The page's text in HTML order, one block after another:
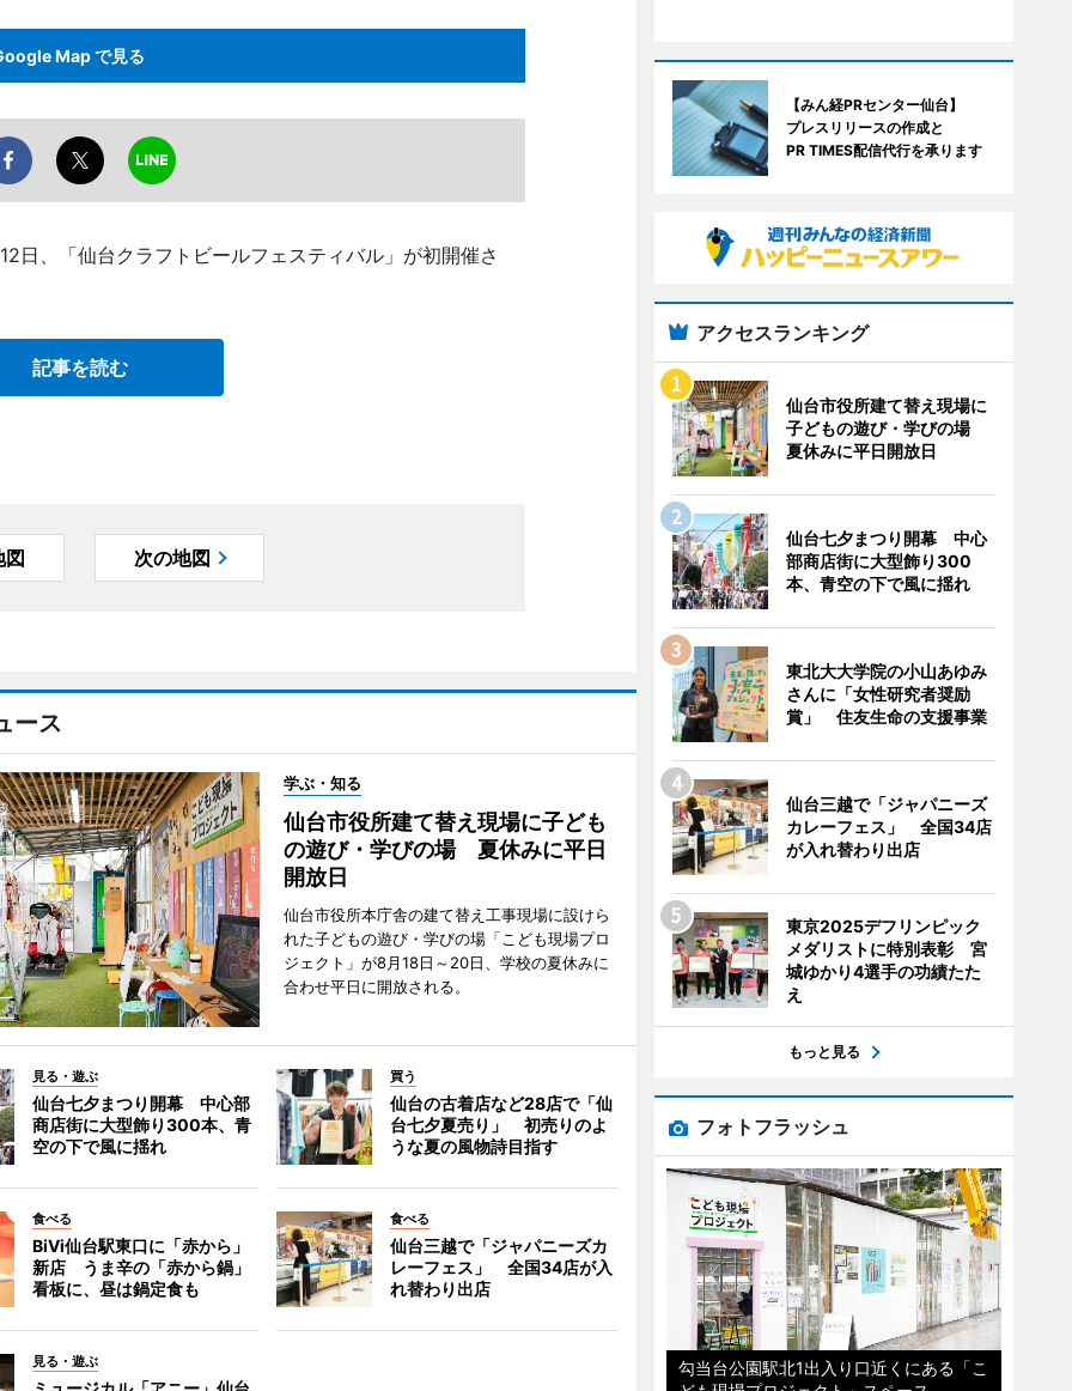
Map で見る
日、「仙台クラフトビールフェスティバル」が初開催さ
記事を読む
図 次の地図
ース
学ぶ・知る
仙台市役所建て替え現場に子ども
の遊び・学びの場 夏休みに平日
開放日
仙台市役所本庁舎の建て替え工事現場に設けら
れた子どもの遊び・学びの場「こども現場プロ
ジェクト」が8月18日～20日、学校の夏休みに
合わせ平日に開放される。
見る・遊ぶ
仙台七夕まつり開幕 中心部
商店街に大型飾り300本、青
空の下で風に揺れ
買う
仙台の古着店など28店で「仙
台七夕夏売り」 初売りのよ
うな夏の風物詩目指す
食べる
BiVi仙台駅東口に「赤から」
新店 うま辛の「赤から鍋」
看板に、昼は鍋定食も
食べる
仙台三越で「ジャパニーズカ
レーフェス」 全国34店が入
れ替わり出店
見る・遊ぶ
【みん経PRセンター仙台】
プレスリリースの作成と
PR TIMES配信代行を承ります
アクセスランキング
仙台市役所建て替え現場に
子どもの遊び・学びの場
夏休みに平日開放日
仙台七夕まつり開幕 中心
部商店街に大型飾り300
本、青空の下で風に揺れ
東北大大学院の小山あゆみ
さんに「女性研究者奨励
賞」 住友生命の支援事業
仙台三越で「ジャパニーズ
カレーフェス」 全国34店
が入れ替わり出店
東京2025デフリンピック
メダリストに特別表彰 宮
城ゆかり4選手の功績たた
え
もっと見る
フォトフラッシュ
勾当台公園駅北1出入り口近くにある「こ